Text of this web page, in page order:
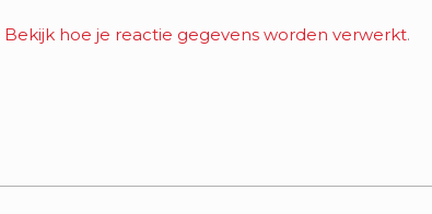
Bekijk hoe je reactie gegevens worden verwerkt.